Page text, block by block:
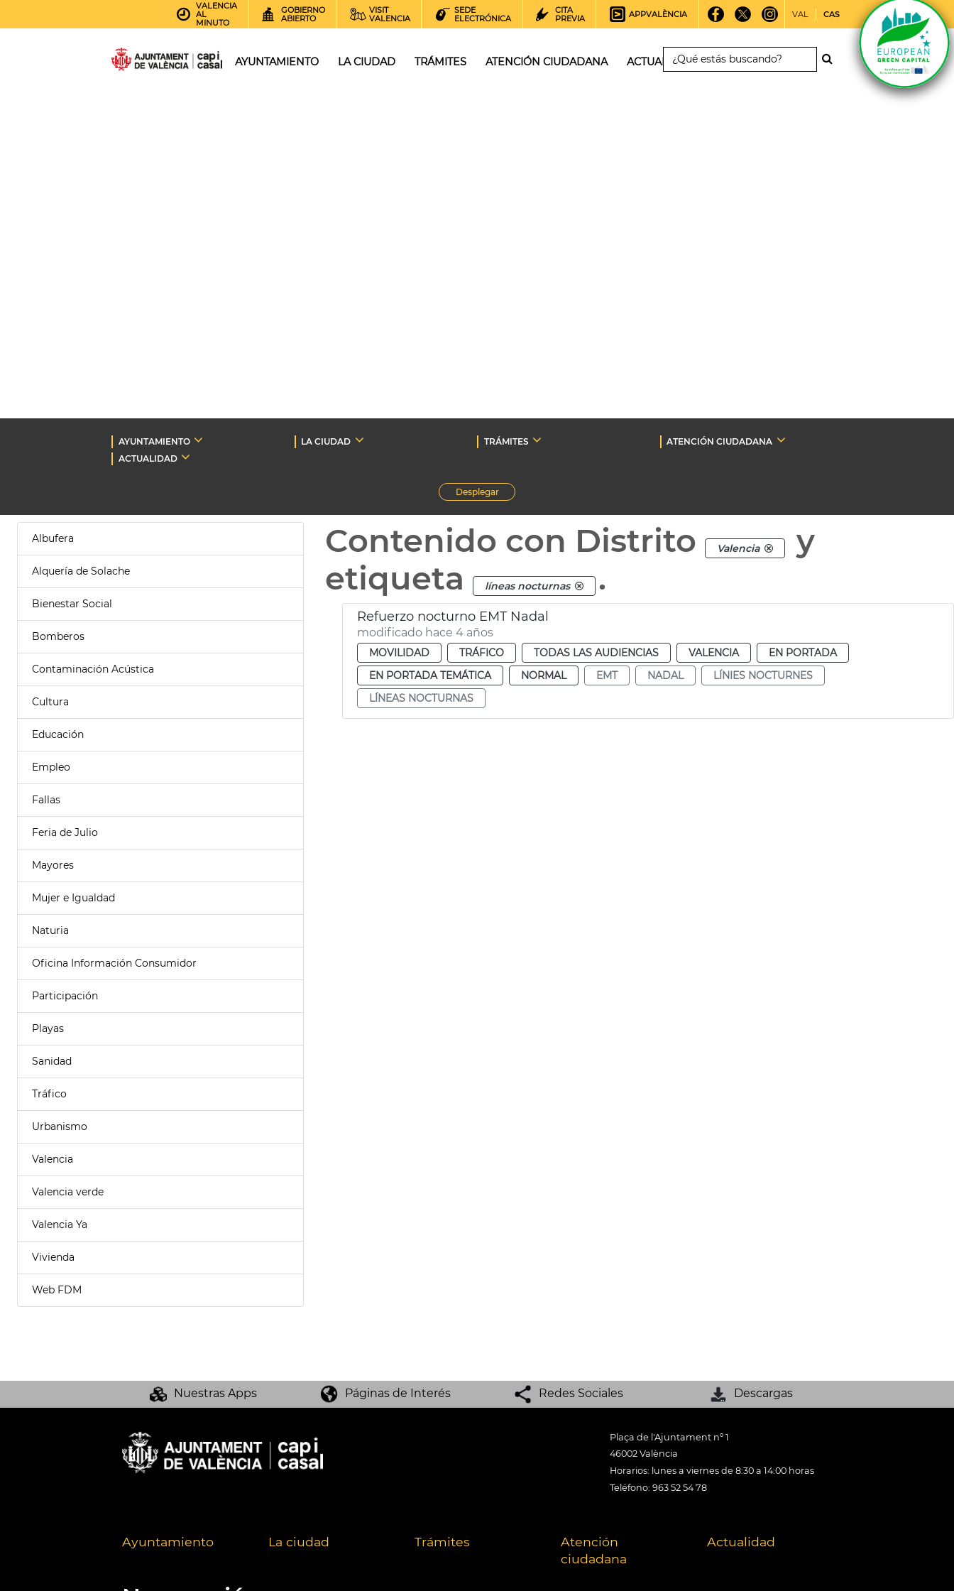
VALENCIA
AL
MINUTO
GOBIERNO
ABIERTO
VISIT
VALENCIA
SEDE
ELECTRÓNICA
CITA
PREVIA
APPVALÈNCIA VAL CAS
AYUNTAMIENTO LA CIUDAD TRÁMITES ATENCIÓN CIUDADANA ACTUALIDAD
AYUNTAMIENTO LA CIUDAD TRÁMITES
ATENCIÓN CIUDADANA
ACTUALIDAD
Desplegar
Albufera
Alquería de Solache
Bienestar Social
Bomberos
Contaminación Acústica
Cultura
Educación
Empleo
Fallas
Feria de Julio
Mayores
Mujer e Igualdad
Naturia
Oficina Información Consumidor
Participación
Playas
Sanidad
Tráfico
Urbanismo
Valencia
Valencia verde
Valencia Ya
Vivienda
Web FDM
Contenido con Distrito Valencia
y
etiqueta
líneas nocturnas .
Refuerzo nocturno EMT Nadal
modificado hace 4 años
MOVILIDAD TRÁFICO TODAS LAS AUDIENCIAS VALENCIA
EN PORTADA
EN PORTADA TEMÁTICA
NORMAL EMT NADAL
LÍNIES NOCTURNES
LÍNEAS NOCTURNAS
Nuestras Apps Páginas de Interés Redes Sociales Descargas
Plaça de l'Ajuntament nº 1
46002 València
Horarios: lunes a viernes de 8:30 a 14:00 horas
Teléfono: 963 52 54 78
Ayuntamiento La ciudad Trámites
Atención
ciudadana
Actualidad